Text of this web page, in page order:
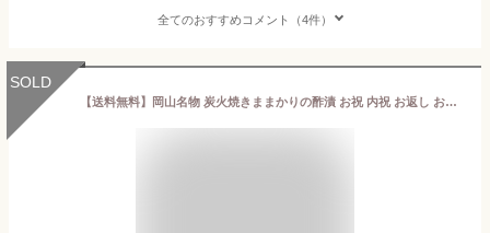
全てのおすすめコメント（4件）
SOLD
【送料無料】岡山名物 炭火焼きままかりの酢漬 お祝 内祝 お返し お取り寄せ ギフト140g 岡山 ままかり 贈答用 ママカリ